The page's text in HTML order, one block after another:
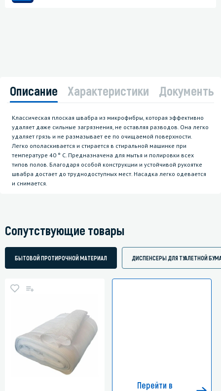
Описание Характеристики Документы
Классическая плоская швабра из микрофибры, которая эффективно
удаляет даже сильные загрязнения, не оставляя разводов. Она легко
удаляет грязь и не размазывает ее по очищаемой поверхности.
Легко ополаскивается и стирается в стиральной машинке при
температуре 40 ° C. Предназначена для мытья и полировки всех
типов полов. Благодаря особой конструкции и устойчивой рукоятке
швабра достает до труднодоступных мест. Насадка легко одевается
и снимается.
Сопутствующие товары
БЫТОВОЙ ПРОТИРОЧНОЙ МАТЕРИАЛ ДИСПЕНСЕРЫ ДЛЯ ТУАЛЕТНОЙ
Перейти в